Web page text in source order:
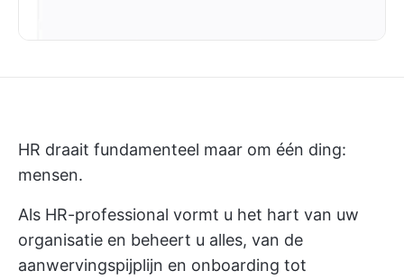
HR draait fundamenteel maar om één ding:
mensen.
Als HR-professional vormt u het hart van uw
organisatie en beheert u alles, van de
aanwervingspijplijn en onboarding tot